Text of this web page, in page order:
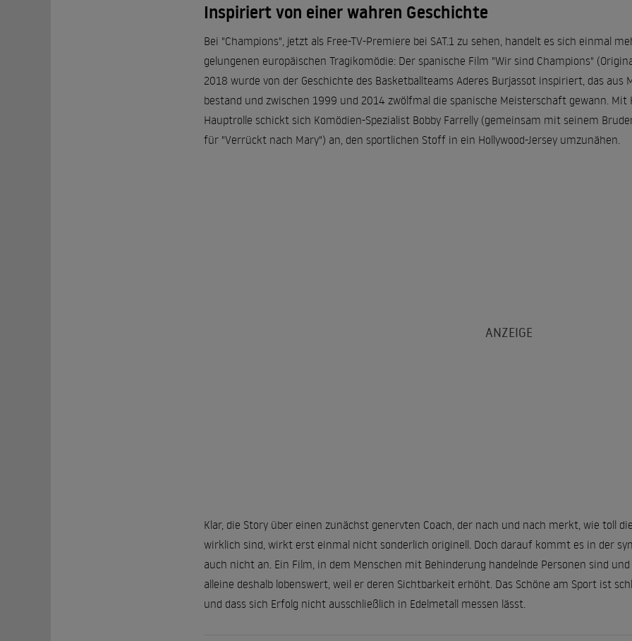
Inspiriert von einer wahren Geschichte
Bei "Champions", jetzt als Free-TV-Premiere bei SAT.1 zu sehen, handelt es sich einmal
gelungenen europäischen Tragikomödie: Der spanische Film "Wir sind Champions"
2018 wurde von der Geschichte des Basketballteams Aderes Burjassot inspiriert, das
bestand und zwischen 1999 und 2014 zwölfmal die spanische Meisterschaft gewann. Mit
Hauptrolle schickt sich Komödien-Spezialist Bobby Farrelly (gemeinsam mit seinem
für "Verrückt nach Mary") an, den sportlichen Stoff in ein Hollywood-Jersey umzunähen.
Klar, die Story über einen zunächst genervten Coach, der nach und nach merkt, wie toll
wirklich sind, wirkt erst einmal nicht sonderlich originell. Doch darauf kommt es in der
auch nicht an. Ein Film, in dem Menschen mit Behinderung handelnde Personen sind
alleine deshalb lobenswert, weil er deren Sichtbarkeit erhöht. Das Schöne am Sport ist
und dass sich Erfolg nicht ausschließlich in Edelmetall messen lässt.